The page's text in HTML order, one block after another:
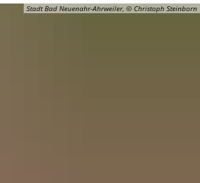
Stadt Bad Neuenahr-Ahrweiler, © Christoph Steinborn